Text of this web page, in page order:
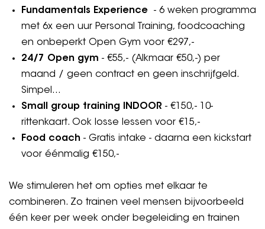
Fundamentals Experience
- 6 weken programma
met 6x een uur Personal Training, foodcoaching
en onbeperkt Open Gym voor €297,-
24/7 Open gym - €55,- (Alkmaar €50,-) per
maand / geen contract en geen inschrijfgeld.
Simpel...
Small group training INDOOR - €150,- 10-
rittenkaart. Ook losse lessen voor €15,-
Food coach- Gratis intake - daarna een kickstart
voor éénmalig €150,-
We stimuleren het om opties met elkaar te
combineren. Zo trainen veel mensen bijvoorbeeld
één keer per week onder begeleiding en trainen